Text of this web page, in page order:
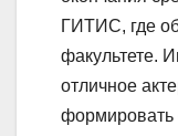
ГИТИС, где
факультете.
отличное
формировать